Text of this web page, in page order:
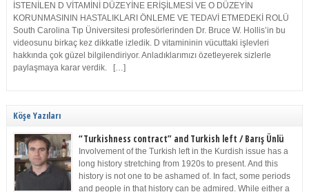
İSTENİLEN D VİTAMİNİ DÜZEYİNE ERİŞİLMESİ VE O DÜZEYİN
KORUNMASININ HASTALIKLARI ÖNLEME VE TEDAVİ ETMEDEKİ ROLÜ
South Carolina Tıp Üniversitesi profesörlerinden Dr. Bruce W. Hollis’in bu
videosunu birkaç kez dikkatle izledik. D vitamininin vücuttaki işlevleri
hakkında çok güzel bilgilendiriyor. Anladıklarımızı özetleyerek sizlerle
paylaşmaya karar verdik. […]
Köşe Yazıları
“Turkishness contract” and Turkish left / Barış Ünlü
Involvement of the Turkish left in the Kurdish issue has a
long history stretching from 1920s to present. And this
history is not one to be ashamed of. In fact, some periods
and people in that history can be admired. While either a